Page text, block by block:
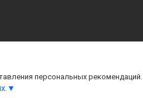
персональных рекомендаций.